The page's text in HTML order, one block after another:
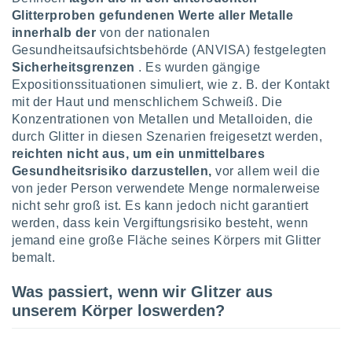
Glitterproben gefundenen Werte aller Metalle
innerhalb der von der nationalen
Gesundheitsaufsichtsbehörde (ANVISA) festgelegten
Sicherheitsgrenzen . Es wurden gängige
Expositionssituationen simuliert, wie z. B. der Kontakt
mit der Haut und menschlichem Schweiß. Die
Konzentrationen von Metallen und Metalloiden, die
durch Glitter in diesen Szenarien freigesetzt werden,
reichten nicht aus, um ein unmittelbares
Gesundheitsrisiko darzustellen, vor allem weil die
von jeder Person verwendete Menge normalerweise
nicht sehr groß ist. Es kann jedoch nicht garantiert
werden, dass kein Vergiftungsrisiko besteht, wenn
jemand eine große Fläche seines Körpers mit Glitter
bemalt.
Was passiert, wenn wir Glitzer aus
unserem Körper loswerden?